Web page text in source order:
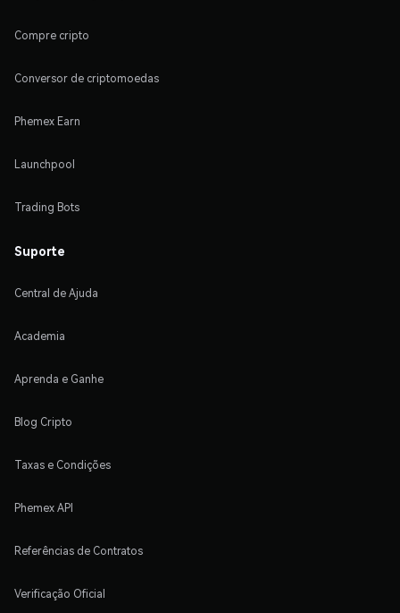
Compre cripto
Conversor de criptomoedas
Phemex Earn
Launchpool
Trading Bots
Suporte
Central de Ajuda
Academia
Aprenda e Ganhe
Blog Cripto
Taxas e Condições
Phemex API
Referências de Contratos
Verificação Oficial